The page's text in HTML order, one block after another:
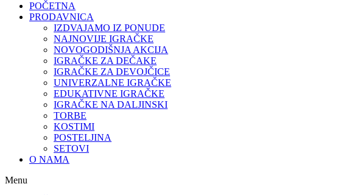
POČETNA
PRODAVNICA
IZDVAJAMO IZ PONUDE
NAJNOVIJE IGRAČKE
NOVOGODIŠNJA AKCIJA
IGRAČKE ZA DEČAKE
IGRAČKE ZA DEVOJČICE
UNIVERZALNE IGRAČKE
EDUKATIVNE IGRAČKE
IGRAČKE NA DALJINSKI
TORBE
KOSTIMI
POSTELJINA
SETOVI
O NAMA
Menu